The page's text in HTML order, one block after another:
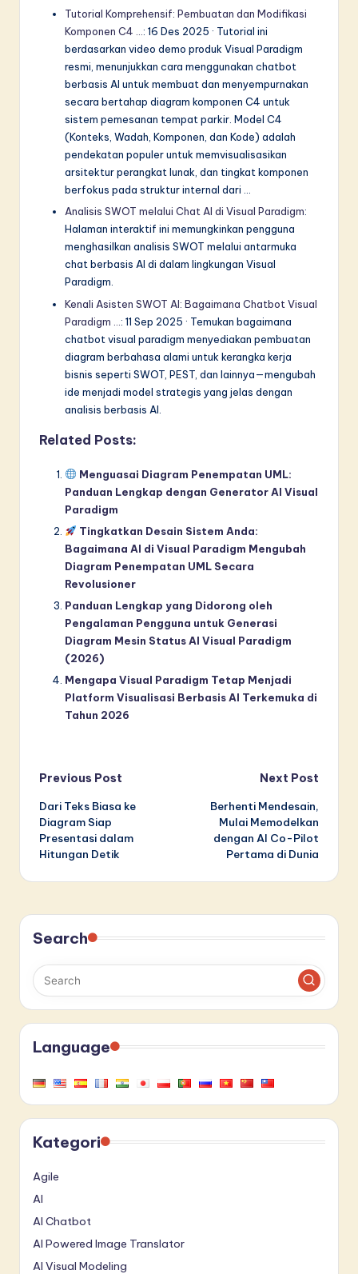
Tutorial Komprehensif: Pembuatan dan Modifikasi
Komponen C4 …: 16 Des 2025 · Tutorial ini
berdasarkan video demo produk Visual Paradigm
resmi, menunjukkan cara menggunakan chatbot
berbasis AI untuk membuat dan menyempurnakan
secara bertahap diagram komponen C4 untuk
sistem pemesanan tempat parkir. Model C4
(Konteks, Wadah, Komponen, dan Kode) adalah
pendekatan populer untuk memvisualisasikan
arsitektur perangkat lunak, dan tingkat komponen
berfokus pada struktur internal dari …
Analisis SWOT melalui Chat AI di Visual Paradigm:
Halaman interaktif ini memungkinkan pengguna
menghasilkan analisis SWOT melalui antarmuka
chat berbasis AI di dalam lingkungan Visual
Paradigm.
Kenali Asisten SWOT AI: Bagaimana Chatbot Visual
Paradigm … : 11 Sep 2025 · Temukan bagaimana
chatbot visual paradigm menyediakan pembuatan
diagram berbahasa alami untuk kerangka kerja
bisnis seperti SWOT, PEST, dan lainnya—mengubah
ide menjadi model strategis yang jelas dengan
analisis berbasis AI.
Related Posts:
Menguasai Diagram Penempatan UML:
Panduan Lengkap dengan Generator AI Visual
Paradigm
Tingkatkan Desain Sistem Anda:
Bagaimana AI di Visual Paradigm Mengubah
Diagram Penempatan UML Secara
Revolusioner
Panduan Lengkap yang Didorong oleh
Pengalaman Pengguna untuk Generasi
Diagram Mesin Status AI Visual Paradigm
(2026)
Mengapa Visual Paradigm Tetap Menjadi
Platform Visualisasi Berbasis AI Terkemuka di
Tahun 2026
Post
navigation
Previous Post
Dari Teks Biasa ke
Diagram Siap
Presentasi dalam
Hitungan Detik
Next Post
Berhenti Mendesain,
Mulai Memodelkan
dengan AI Co-Pilot
Pertama di Dunia
Search
Language
Kategori
Agile
AI
AI Chatbot
AI Powered Image Translator
AI Visual Modeling